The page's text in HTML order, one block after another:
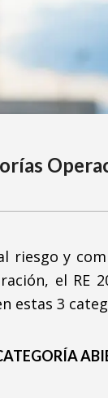
riesgo y
el RE
estas 3